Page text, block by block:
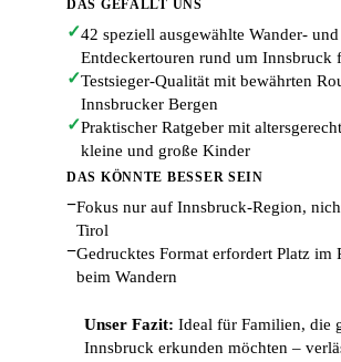
DAS GEFÄLLT UNS
✓42 speziell ausgewählte Wander- und
Entdeckertouren rund um Innsbruck
✓Testsieger-Qualität mit bewährten
Innsbrucker Bergen
✓Praktischer Ratgeber mit
kleine und große Kinder
DAS KÖNNTE BESSER SEIN
−Fokus nur auf Innsbruck-Region,
Tirol
−Gedrucktes Format erfordert Platz im
beim Wandern
Unser Fazit: Ideal für Familien, die
Innsbruck erkunden möchten –